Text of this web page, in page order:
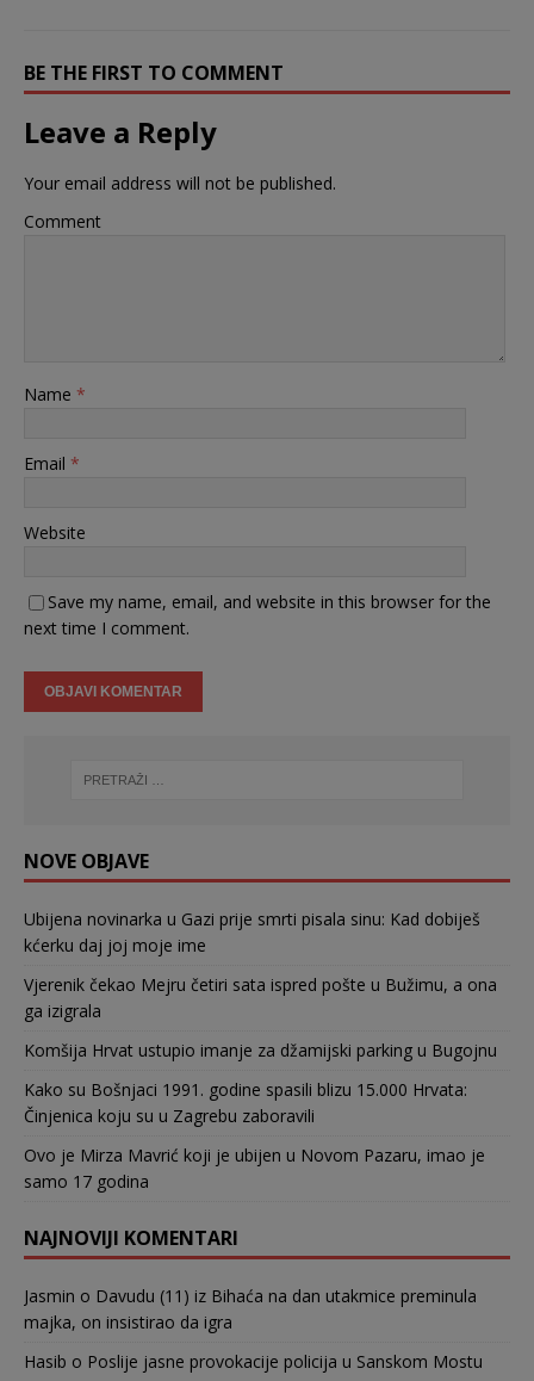
BE THE FIRST TO COMMENT
Leave a Reply
Your email address will not be published.
Comment
Name *
Email *
Website
Save my name, email, and website in this browser for the
next time I comment.
NOVE OBJAVE
Ubijena novinarka u Gazi prije smrti pisala sinu: Kad dobiješ
kćerku daj joj moje ime
Vjerenik čekao Mejru četiri sata ispred pošte u Bužimu, a ona
ga izigrala
Komšija Hrvat ustupio imanje za džamijski parking u Bugojnu
Kako su Bošnjaci 1991. godine spasili blizu 15.000 Hrvata:
Činjenica koju su u Zagrebu zaboravili
Ovo je Mirza Mavrić koji je ubijen u Novom Pazaru, imao je
samo 17 godina
NAJNOVIJI KOMENTARI
Jasmin o Davudu (11) iz Bihaća na dan utakmice preminula
majka, on insistirao da igra
Hasib o Poslije jasne provokacije policija u Sanskom Mostu